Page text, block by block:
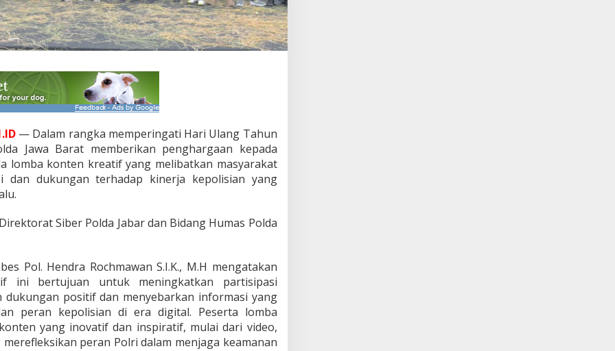
— Dalam rangka memperingati Hari Ulang Tahun
Jawa Barat memberikan penghargaan kepada
lomba konten kreatif yang melibatkan masyarakat
dan dukungan terhadap kinerja kepolisian yang
Siber Polda Jabar dan Bidang Humas Polda
Pol. Hendra Rochmawan S.I.K., M.H mengatakan
ini bertujuan untuk meningkatkan partisipasi
dukungan positif dan menyebarkan informasi yang
peran kepolisian di era digital. Peserta lomba
yang inovatif dan inspiratif, mulai dari video,
peran Polri dalam menjaga keamanan